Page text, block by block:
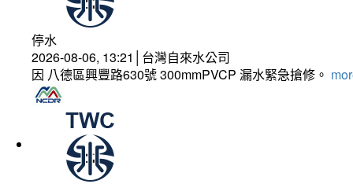
停水
2026-08-06, 13:21│台灣自來水公司
因 八德區興豐路630號 300mmPVCP 漏水緊急搶修。